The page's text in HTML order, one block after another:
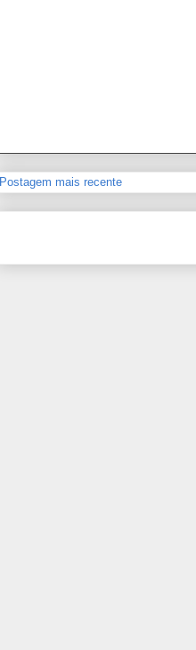
Postagem mais recente